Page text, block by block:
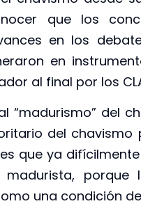
que los
en los
en
al final por los
“madurismo” del
del chavismo
que ya
una condición